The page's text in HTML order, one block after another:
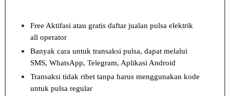
Free Aktifasi atau gratis daftar jualan pulsa elektrik
all operator
Banyak cara untuk transaksi pulsa, dapat melalui
SMS, WhatsApp, Telegram, Aplikasi Android
Transaksi tidak ribet tanpa harus menggunakan kode
untuk pulsa regular